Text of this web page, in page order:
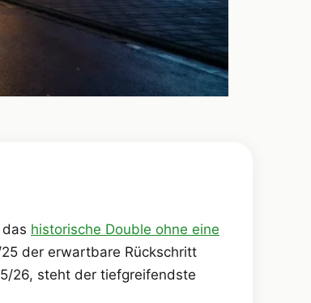
historische Double ohne eine
der erwartbare Rückschritt
26, steht der tiefgreifendste